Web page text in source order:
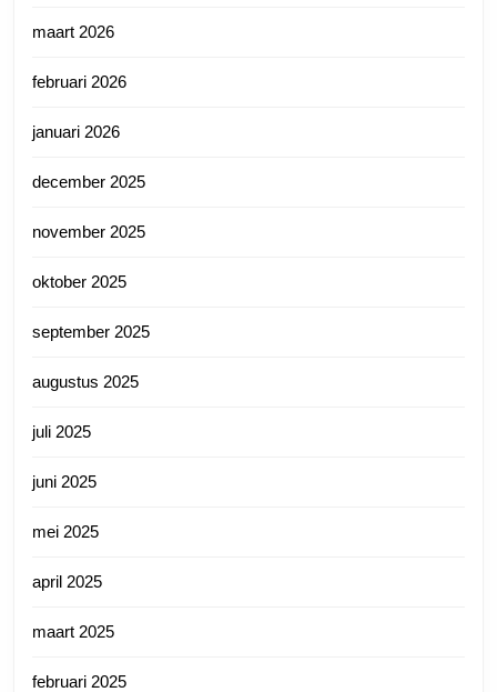
maart 2026
februari 2026
januari 2026
december 2025
november 2025
oktober 2025
september 2025
augustus 2025
juli 2025
juni 2025
mei 2025
april 2025
maart 2025
februari 2025